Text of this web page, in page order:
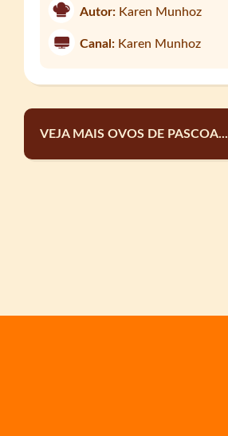
Autor: Karen Munhoz
Canal: Karen Munhoz
VEJA MAIS OVOS DE PASCOA...